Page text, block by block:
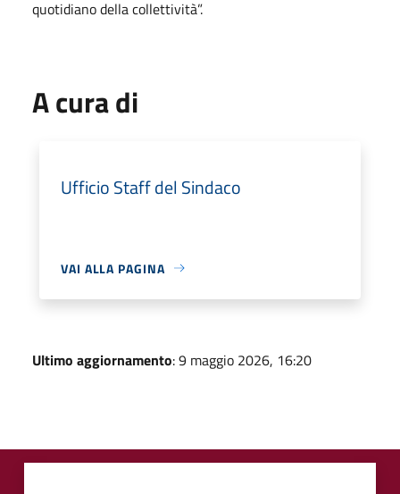
quotidiano della collettività”.
A cura di
Ufficio Staff del Sindaco
VAI ALLA PAGINA
Ultimo aggiornamento: 9 maggio 2026, 16:20